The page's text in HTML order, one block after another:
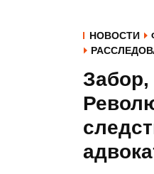
НОВОСТИ
Забор,